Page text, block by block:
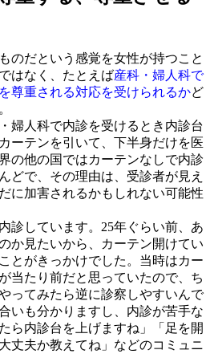
のだという感覚を女性が持つこと
はなく、たとえば産科・婦人科で
尊重される対応を受けられるかど
婦人科で内診を受けるとき内診台
ーテンを引いて、下半身だけを医
の他の国ではカーテンなしで内診
どで、その理由は、受診者が見え
に加害されるかもしれない可能性
診しています。25年ぐらい前、あ
か見たいから、カーテン開けてい
とがきっかけでした。当時はカー
当たり前だと思っていたので、ち
ってみたら逆に診察しやすいんで
いも分かりますし、内診が苦手な
ら内診台を上げますね」「足を開
丈夫か教えてね」などのコミュニ